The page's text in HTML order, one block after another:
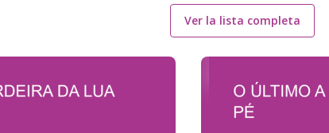
Ver la lista completa